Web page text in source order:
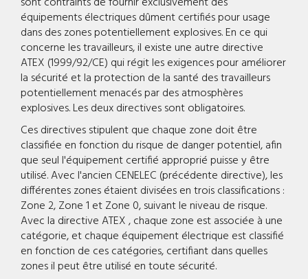
équipements électriques dûment certifiés pour usage
dans des zones potentiellement explosives. En ce qui
concerne les travailleurs, il existe une autre directive
ATEX (1999/92/CE) qui régit les exigences pour améliorer
la sécurité et la protection de la santé des travailleurs
potentiellement menacés par des atmosphères
explosives. Les deux directives sont obligatoires.
Ces directives stipulent que chaque zone doit être
classifiée en fonction du risque de danger potentiel, afin
que seul l'équipement certifié approprié puisse y être
utilisé. Avec l'ancien CENELEC (précédente directive), les
différentes zones étaient divisées en trois classifications :
Zone 2, Zone 1 et Zone 0, suivant le niveau de risque.
Avec la directive ATEX , chaque zone est associée à une
catégorie, et chaque équipement électrique est classifié
en fonction de ces catégories, certifiant dans quelles
zones il peut être utilisé en toute sécurité.